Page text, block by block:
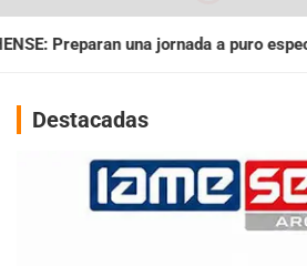
a puro espectáculo AKPS:
Destacadas